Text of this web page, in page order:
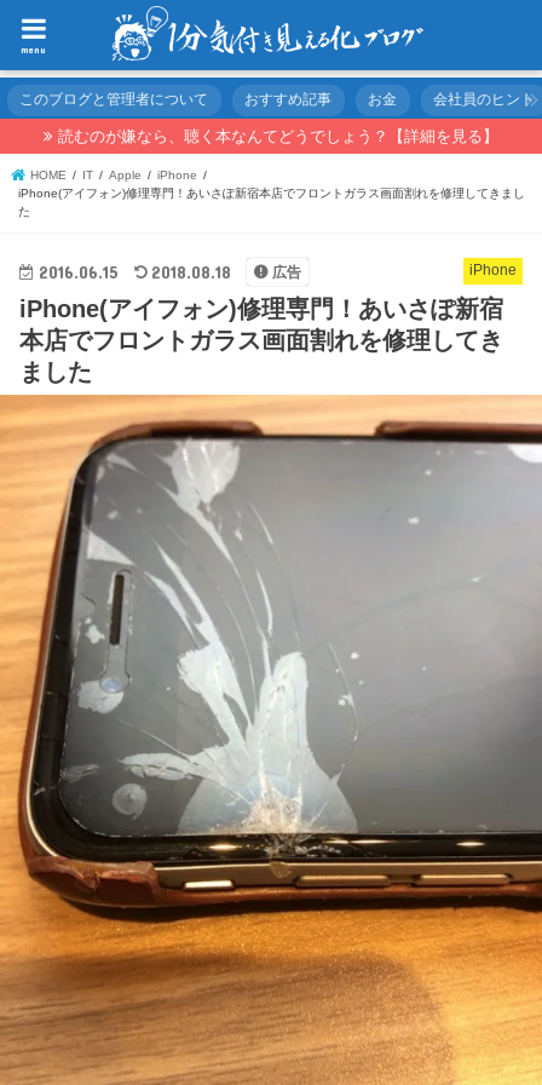
menu
このブログと管理者について おすすめ記事 お金 会社員のヒント
読むのが嫌なら、聴く本なんてどうでしょう？【詳細を見る】
HOME IT Apple
iPhone
iPhone(アイフォン)修理専門！あいさぽ新宿本店でフロントガラス画面割れを修理してきまし
た
iPhone
2016.06.15 2018.08.18 広告
iPhone(アイフォン)修理専門！あいさぽ新宿
本店でフロントガラス画面割れを修理してき
ました